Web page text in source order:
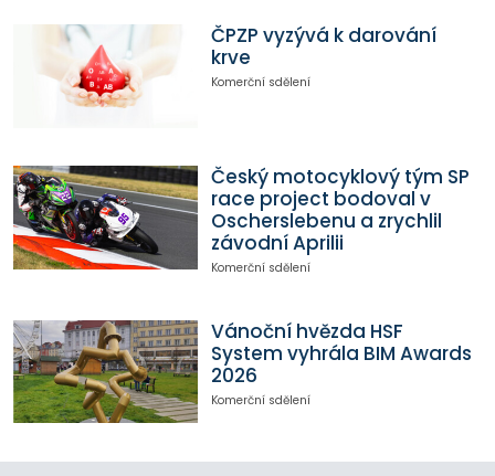
ČPZP vyzývá k darování
krve
Komerční sdělení
Český motocyklový tým SP
race project bodoval v
Oscherslebenu a zrychlil
závodní Aprilii
Komerční sdělení
Vánoční hvězda HSF
System vyhrála BIM Awards
2026
Komerční sdělení